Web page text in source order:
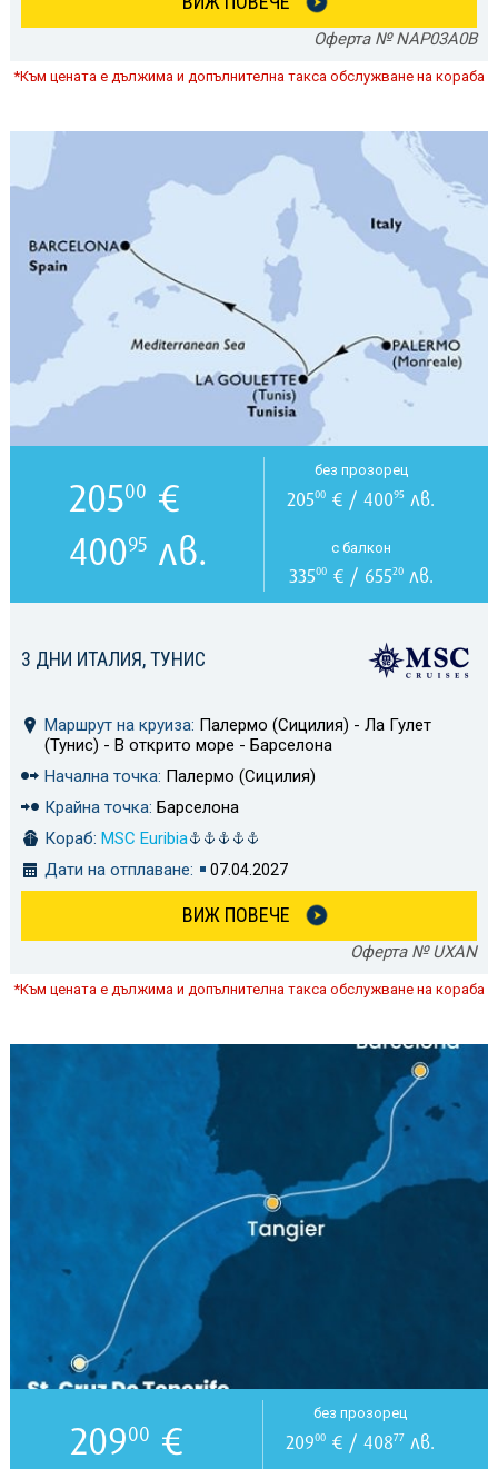
Оферта № NAP03A0B
*Към цената е дължима и допълнителна такса обслужване на кораба
3 ДНИ ИТАЛИЯ, ТУНИС
Маршрут на круиза: Палермо (Сицилия) - Ла Гулет
(Тунис) - В открито море - Барселона
Начална точка: Палермо (Сицилия)
Крайна точка: Барселона
Кораб: MSC Euribia
Дати на отплаване:
07.04.2027
ВИЖ ПОВЕЧЕ
Оферта № UXAN
20500 €
40095 лв.
без прозорец
20500 € / 40095 лв.
с балкон
33500€ / 65520лв.
*Към цената е дължима и допълнителна такса обслужване на кораба
20900 €
без прозорец
20900€ / 40877лв.